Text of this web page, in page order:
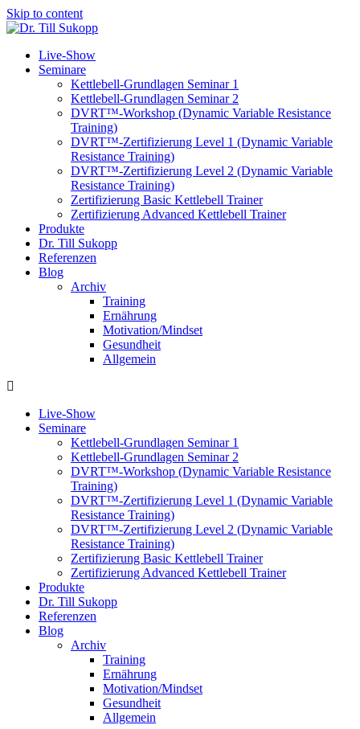
Skip to content
Live-Show
Seminare
Kettlebell-Grundlagen Seminar 1
Kettlebell-Grundlagen Seminar 2
DVRT™-Workshop (Dynamic Variable Resistance
Training)
DVRT™-Zertifizierung Level 1 (Dynamic Variable
Resistance Training)
DVRT™-Zertifizierung Level 2 (Dynamic Variable
Resistance Training)
Zertifizierung Basic Kettlebell Trainer
Zertifizierung Advanced Kettlebell Trainer
Produkte
Dr. Till Sukopp
Referenzen
Blog
Archiv
Training
Ernährung
Motivation/Mindset
Gesundheit
Allgemein
Live-Show
Seminare
Kettlebell-Grundlagen Seminar 1
Kettlebell-Grundlagen Seminar 2
DVRT™-Workshop (Dynamic Variable Resistance
Training)
DVRT™-Zertifizierung Level 1 (Dynamic Variable
Resistance Training)
DVRT™-Zertifizierung Level 2 (Dynamic Variable
Resistance Training)
Zertifizierung Basic Kettlebell Trainer
Zertifizierung Advanced Kettlebell Trainer
Produkte
Dr. Till Sukopp
Referenzen
Blog
Archiv
Training
Ernährung
Motivation/Mindset
Gesundheit
Allgemein